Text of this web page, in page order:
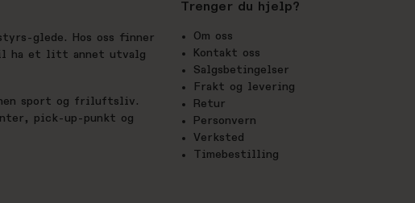
glede. Hos oss finner
ha et litt annet utvalg
sport og friluftsliv.
pick-up-punkt og
Trenger du hjelp?
Om oss
Kontakt oss
Salgsbetingelser
Frakt og levering
Retur
Personvern
Verksted
Timebestilling